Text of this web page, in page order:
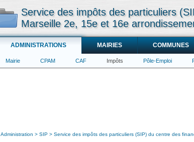
Service des impôts des particuliers
Marseille 2e, 15e et 16e
ADMINISTRATIONS MAIRIES COMMUNES
Mairie CPAM CAF Impôts Pôle-Emploi
Administration SIP Service des impôts des particuliers (SIP) du centre des